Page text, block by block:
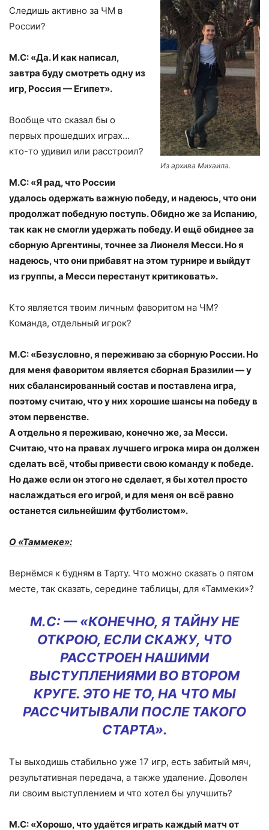
Из архива Михаила.
Следишь активно за ЧМ в
России?
М.С: «Да. И как написал,
завтра буду смотреть одну из
игр, Россия — Египет».
Вообще что сказал бы о
первых прошедших играх…
кто-то удивил или расстроил?
М.С: «Я рад, что России
удалось одержать важную победу, и надеюсь, что они
продолжат победную поступь. Обидно же за Испанию,
так как не смогли удержать победу. И ещё обиднее за
сборную Аргентины, точнее за Лионеля Месси. Но я
надеюсь, что они прибавят на этом турнире и выйдут
из группы, а Месси перестанут критиковать».
Кто является твоим личным фаворитом на ЧМ?
Команда, отдельный игрок?
М.С: «Безусловно, я переживаю за сборную России. Но
для меня фаворитом является сборная Бразилии — у
них сбалансированный состав и поставлена игра,
поэтому считаю, что у них хорошие шансы на победу в
этом первенстве.
А отдельно я переживаю, конечно же, за Месси.
Считаю, что на правах лучшего игрока мира он должен
сделать всё, чтобы привести свою команду к победе.
Но даже если он этого не сделает, я бы хотел просто
наслаждаться его игрой, и для меня он всё равно
останется сильнейшим футболистом».
О «Таммеке»:
Вернёмся к будням в Тарту. Что можно сказать о пятом
месте, так сказать, середине таблицы, для «Таммеки»?
М.С: — «КОНЕЧНО, Я ТАЙНУ НЕ
ОТКРОЮ, ЕСЛИ СКАЖУ, ЧТО
РАССТРОЕН НАШИМИ
ВЫСТУПЛЕНИЯМИ ВО ВТОРОМ
КРУГЕ. ЭТО НЕ ТО, НА ЧТО МЫ
РАССЧИТЫВАЛИ ПОСЛЕ ТАКОГО
СТАРТА».
Ты выходишь стабильно уже 17 игр, есть забитый мяч,
результативная передача, а также удаление. Доволен
ли своим выступлением и что хотел бы улучшить?
М.С: «Хорошо, что удаётся играть каждый матч от